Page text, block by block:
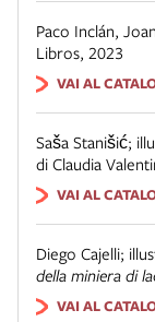
Paco Inclán,
Libros, 2023
VAI AL
Saša Stanišić;
di Claudia
VAI AL
Diego Cajelli;
della miniera di
VAI AL